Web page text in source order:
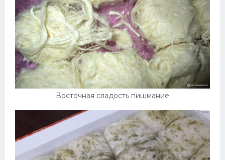
Восточная сладость пишмание